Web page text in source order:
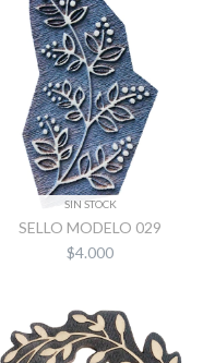
SIN STOCK
SELLO MODELO 029
$4.000